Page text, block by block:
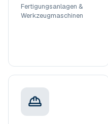
Fertigungsanlagen &
Werkzeugmaschinen